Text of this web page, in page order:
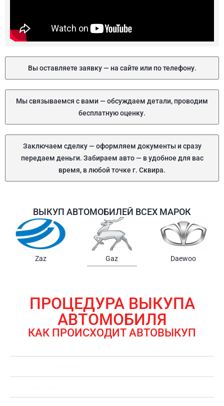
Вы оставляете заявку — на сайте или по телефону.
Мы связываемся с вами — обсуждаем детали, проводим
бесплатную оценку.
Заключаем сделку — оформляем документы и сразу
передаем деньги. Забираем авто — в удобное для вас
время, в любой точке г. Сквира.
ВЫКУП АВТОМОБИЛЕЙ ВСЕХ МАРОК
Samsung Chrysler Gmc
ПРОЦЕДУРА ВЫКУПА
АВТОМОБИЛЯ
КАК ПРОИСХОДИТ АВТОВЫКУП